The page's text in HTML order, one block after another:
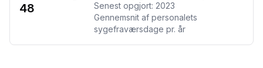
48
Senest opgjort:2023
Gennemsnit af personalets
sygefraværsdage pr. år